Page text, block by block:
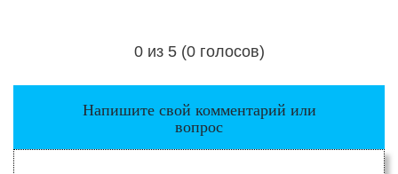
Загрузка...
0 из 5 (0 голосов)
Напишите свой комментарий или
вопрос